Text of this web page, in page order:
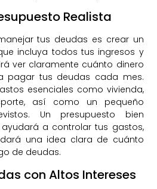
Realista
tus deudas es crear un
incluya todos tus ingresos y
ver claramente cuánto dinero
pagar tus deudas cada mes.
esenciales como vivienda,
así como un pequeño
Un presupuesto bien
a controlar tus gastos,
una idea clara de cuánto
de deudas.
con Altos Intereses